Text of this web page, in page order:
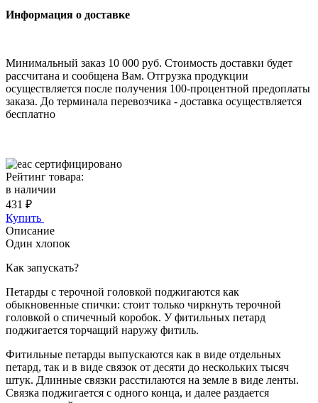
Информация о доставке
Минимальный заказ 10 000 руб. Стоимость доставки будет
рассчитана и сообщена Вам. Отгрузка продукции
осуществляется после получения 100-процентной предоплаты
заказа. До терминала перевозчика - доставка осуществляется
бесплатно
cертифицировано
Рейтинг товара:
в наличии
431 ₽
Купить
Описание
Один хлопок
Как запускать?
Петарды с терочной головкой поджигаются как
обыкновенные спички: стоит только чиркнуть терочной
головкой о спичечный коробок. У фитильных петард
поджигается торчащий наружу фитиль.
Фитильные петарды выпускаются как в виде отдельных
петард, так и в виде связок от десяти до нескольких тысяч
штук. Длинные связки расстилаются на земле в виде ленты.
Связка поджигается с одного конца, и далее раздается